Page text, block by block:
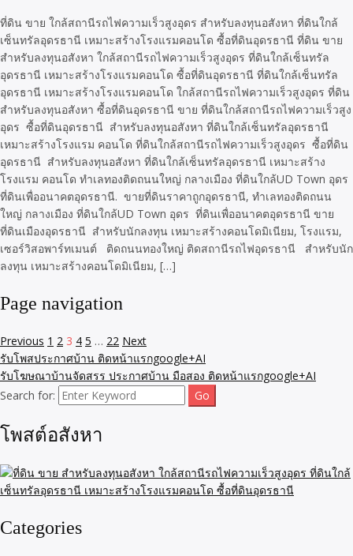
ที่ดิน ขาย ใกล้สถานีรถไฟความเร็วสูงอุดร สำหรับลงทุนอสังหา ที่ดินใกล้
เซ็นทรัลอุดรธานี เหมาะสร้างโรงแรมคอนโด ซื้อที่ดินอุดรธานี ที่ดิน ขาย
สำหรับลงทุนอสังหา ใกล้สถานีรถไฟความเร็วสูงอุดร ที่ดินใกล้เซ็นทรัล
อุดรธานี เหมาะสร้างโรงแรมคอนโด ซื้อที่ดินอุดรธานี ที่ดินใกล้เซ็นทรัล
อุดรธานี เหมาะสร้างโรงแรมคอนโด ใกล้สถานีรถไฟความเร็วสูงอุดร ที่ดิน
สำหรับลงทุนอสังหา ซื้อที่ดินอุดรธานี ขาย ที่ดินใกล้สถานีรถไฟความเร็วสูง
อุดร ซื้อที่ดินอุดรธานี สำหรับลงทุนอสังหา ที่ดินใกล้เซ็นทรัลอุดรธานี
เหมาะสร้างโรงแรม คอนโด ที่ดินใกล้สถานีรถไฟความเร็วสูงอุดร ซื้อที่ดิน
อุดรธานี สำหรับลงทุนอสังหา ที่ดินใกล้เซ็นทรัลอุดรธานี เหมาะสร้าง
โรงแรม คอนโด ทำเลทองติดถนนใหญ่ กลางเมือง ที่ดินใกล้UD Town อุดร
ที่ดินเพื่ออนาคตอุดรธานี. ขายที่ดินราคาถูกอุดรธานี, ทำเลทองติดถนน
ใหญ่ กลางเมือง ที่ดินใกล้UD Town อุดร ที่ดินเพื่ออนาคตอุดรธานี ขาย
ที่ดินเมืองอุดรธานี สำหรับนักลงทุน เหมาะสร้างคอนโดมิเนียม, โรงแรม,
เซอร์วิสอพาร์ทเมนต์ ติดถนนทองใหญ่ ติดสถานีรถไฟอุดรธานี สำหรับนัก
ลงทุน เหมาะสร้างคอนโดมิเนียม, […]
Page navigation
Previous 1 2 3 4 5 … 22 Next
รับโพสประกาศบ้าน ติดหน้าแรกgoogle+AI
รับโฆษณาบ้านจัดสรร ประกาศบ้าน มือสอง ติดหน้าแรกgoogle+AI
Search for:
โพสต์อสังหา
Categories